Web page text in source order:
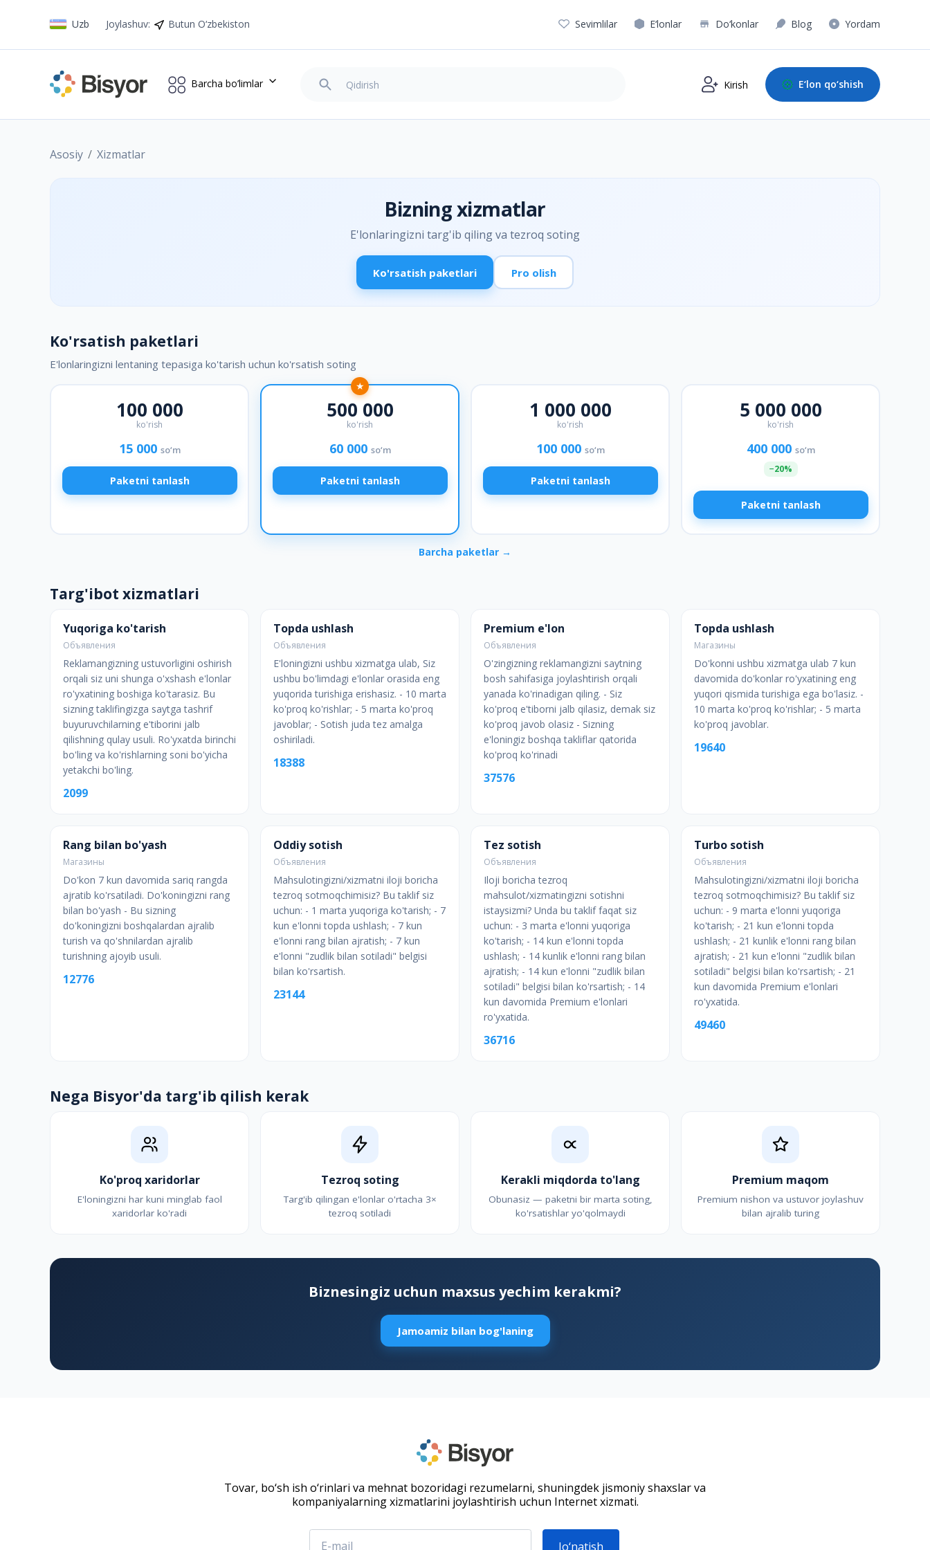
Uzb Joylashuv: Butun O‘zbekiston Sevimlilar E‘lonlar Do‘konlar Blog Yordam
Barcha bo’limlar Kirish E‘lon qo‘shish
Asosiy Xizmatlar
Bizning xizmatlar
E'lonlaringizni targ'ib qiling va tezroq soting
Ko'rsatish paketlari Pro olish
Ko'rsatish paketlari
E'lonlaringizni lentaning tepasiga ko'tarish uchun ko'rsatish soting
100 000
ko'rish
15 000 so‘m
Paketni tanlash
★
500 000
ko'rish
60 000 so‘m
Paketni tanlash
1 000 000
ko'rish
100 000 so‘m
Paketni tanlash
5 000 000
ko'rish
400 000 so‘m
−20%
Paketni tanlash
Barcha paketlar →
Targ'ibot xizmatlari
Yuqoriga ko'tarish
Объявления
Reklamangizning ustuvorligini oshirish
orqali siz uni shunga o'xshash e'lonlar
ro'yxatining boshiga ko'tarasiz. Bu
sizning taklifingizga saytga tashrif
buyuruvchilarning e'tiborini jalb
qilishning qulay usuli. Ro'yxatda birinchi
bo'ling va ko'rishlarning soni bo'yicha
yetakchi bo'ling.
2099
Topda ushlash
Объявления
E'loningizni ushbu xizmatga ulab, Siz
ushbu bo'limdagi e'lonlar orasida eng
yuqorida turishiga erishasiz. - 10 marta
ko'proq ko'rishlar; - 5 marta ko'proq
javoblar; - Sotish juda tez amalga
oshiriladi.
18388
Premium e'lon
Объявления
O'zingizning reklamangizni saytning
bosh sahifasiga joylashtirish orqali
yanada ko'rinadigan qiling. - Siz
ko'proq e'tiborni jalb qilasiz, demak siz
ko'proq javob olasiz - Sizning
e'loningiz boshqa takliflar qatorida
ko'proq ko'rinadi
37576
Topda ushlash
Магазины
Do'konni ushbu xizmatga ulab 7 kun
davomida do'konlar ro'yxatining eng
yuqori qismida turishiga ega bo'lasiz. -
10 marta ko'proq ko'rishlar; - 5 marta
ko'proq javoblar.
19640
Rang bilan bo'yash
Магазины
Do'kon 7 kun davomida sariq rangda
ajratib ko'rsatiladi. Do'koningizni rang
bilan bo'yash - Bu sizning
do'koningizni boshqalardan ajralib
turish va qo'shnilardan ajralib
turishning ajoyib usuli.
12776
Oddiy sotish
Объявления
Mahsulotingizni/xizmatni iloji boricha
tezroq sotmoqchimisiz? Bu taklif siz
uchun: - 1 marta yuqoriga ko'tarish; - 7
kun e'lonni topda ushlash; - 7 kun
e'lonni rang bilan ajratish; - 7 kun
e'lonni "zudlik bilan sotiladi" belgisi
bilan ko'rsartish.
23144
Tez sotish
Объявления
Iloji boricha tezroq
mahsulot/xizmatingizni sotishni
istaysizmi? Unda bu taklif faqat siz
uchun: - 3 marta e'lonni yuqoriga
ko'tarish; - 14 kun e'lonni topda
ushlash; - 14 kunlik e'lonni rang bilan
ajratish; - 14 kun e'lonni "zudlik bilan
sotiladi" belgisi bilan ko'rsartish; - 14
kun davomida Premium e'lonlari
ro'yxatida.
36716
Turbo sotish
Объявления
Mahsulotingizni/xizmatni iloji boricha
tezroq sotmoqchimisiz? Bu taklif siz
uchun: - 9 marta e'lonni yuqoriga
ko'tarish; - 21 kun e'lonni topda
ushlash; - 21 kunlik e'lonni rang bilan
ajratish; - 21 kun e'lonni "zudlik bilan
sotiladi" belgisi bilan ko'rsartish; - 21
kun davomida Premium e'lonlari
ro'yxatida.
49460
Nega Bisyor'da targ'ib qilish kerak
Ko'proq xaridorlar
E'loningizni har kuni minglab faol
xaridorlar ko'radi
Tezroq soting
Targ'ib qilingan e'lonlar o'rtacha 3×
tezroq sotiladi
Kerakli miqdorda to'lang
Obunasiz — paketni bir marta soting,
ko'rsatishlar yo'qolmaydi
Premium maqom
Premium nishon va ustuvor joylashuv
bilan ajralib turing
Biznesingiz uchun maxsus yechim kerakmi?
Jamoamiz bilan bog'laning
Tovar, bo‘sh ish o‘rinlari va mehnat bozoridagi rezumelarni, shuningdek jismoniy shaxslar va
kompaniyalarning xizmatlarini joylashtirish uchun Internet xizmati.
Jo‘natish